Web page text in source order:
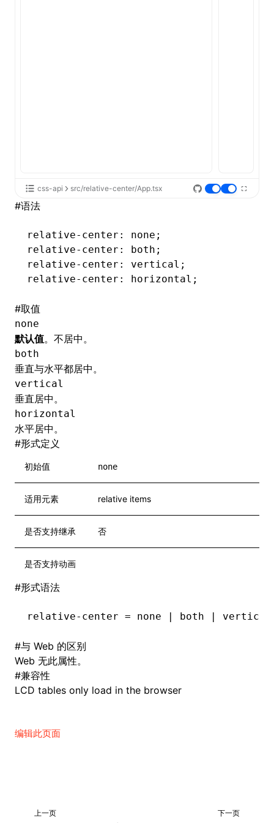
css-api src/relative-center/App.tsx
#语法
relative-center : none;
relative-center : both;
relative-center : vertical;
relative-center : horizontal;
#取值
none
默认值。不居中。
both
垂直与水平都居中。
vertical
垂直居中。
horizontal
水平居中。
#形式定义
初始值 none
适用元素 relative items
是否支持继承 否
是否支持动画
#形式语法
relative-center = none | both |
#与 Web 的区别
Web 无此属性。
#兼容性
LCD tables only load in the browser
编辑此页面
上一页 下一页